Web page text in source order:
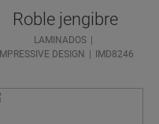
Roble jengibre
LAMINADOS
IMPRESSIVE DESIGN
IMD8246